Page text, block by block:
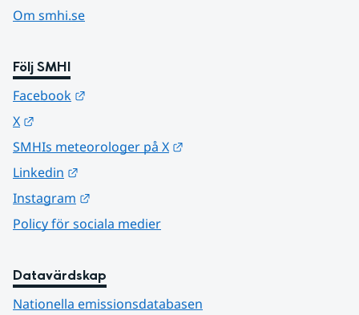
Om smhi.se
Följ SMHI
Facebook
X
SMHIs meteorologer på X
Linkedin
Instagram
Policy för sociala medier
Datavärdskap
Nationella emissionsdatabasen